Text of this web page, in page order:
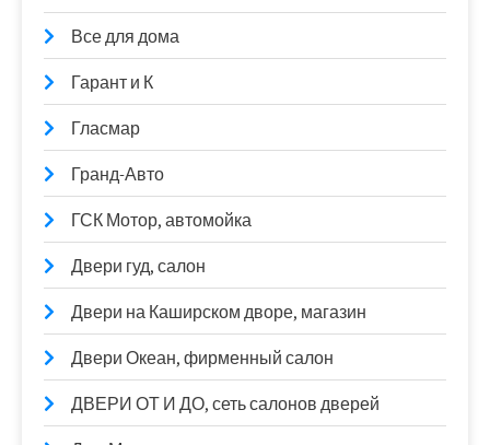
Все для дома
Гарант и К
Гласмар
Гранд-Авто
ГСК Мотор, автомойка
Двери гуд, салон
Двери на Каширском дворе, магазин
Двери Океан, фирменный салон
ДВЕРИ ОТ И ДО, сеть салонов дверей